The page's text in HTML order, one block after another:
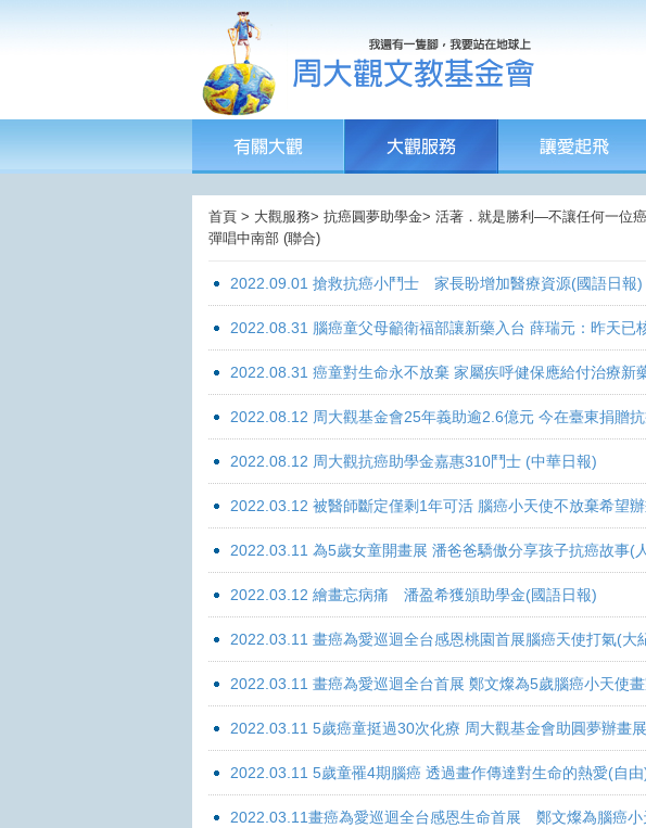
首頁 > 大觀服務> 抗癌圓夢助學金> 活著．就是勝利—不讓任何一位
彈唱中南部 (聯合)
2022.09.01 搶救抗癌小鬥士 家長盼增加醫療資源(國語日報)
2022.08.31 腦癌童父母籲衛福部讓新藥入台 薛瑞元：昨天已
2022.08.31 癌童對生命永不放棄 家屬疾呼健保應給付治療新
2022.08.12 周大觀基金會25年義助逾2.6億元 今在臺東捐贈
2022.08.12 周大觀抗癌助學金嘉惠310鬥士 (中華日報)
2022.03.12 被醫師斷定僅剩1年可活 腦癌小天使不放棄希望
2022.03.11 為5歲女童開畫展 潘爸爸驕傲分享孩子抗癌故事(
2022.03.12 繪畫忘病痛 潘盈希獲頒助學金(國語日報)
2022.03.11 畫癌為愛巡迴全台感恩桃園首展腦癌天使打氣(大
2022.03.11 畫癌為愛巡迴全台首展 鄭文燦為5歲腦癌小天使
2022.03.11 5歲癌童挺過30次化療 周大觀基金會助圓夢辦畫
2022.03.11 5歲童罹4期腦癌 透過畫作傳達對生命的熱愛(自由
2022.03.11畫癌為愛巡迴全台感恩生命首展 鄭文燦為腦癌